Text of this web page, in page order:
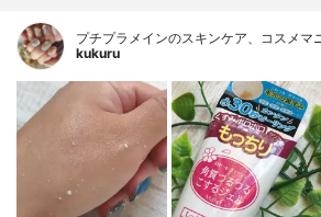
プチプラメインのスキンケア、コスメマ
kukuru